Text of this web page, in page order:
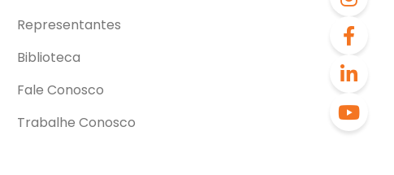
Representantes
Biblioteca
Fale Conosco
Trabalhe Conosco